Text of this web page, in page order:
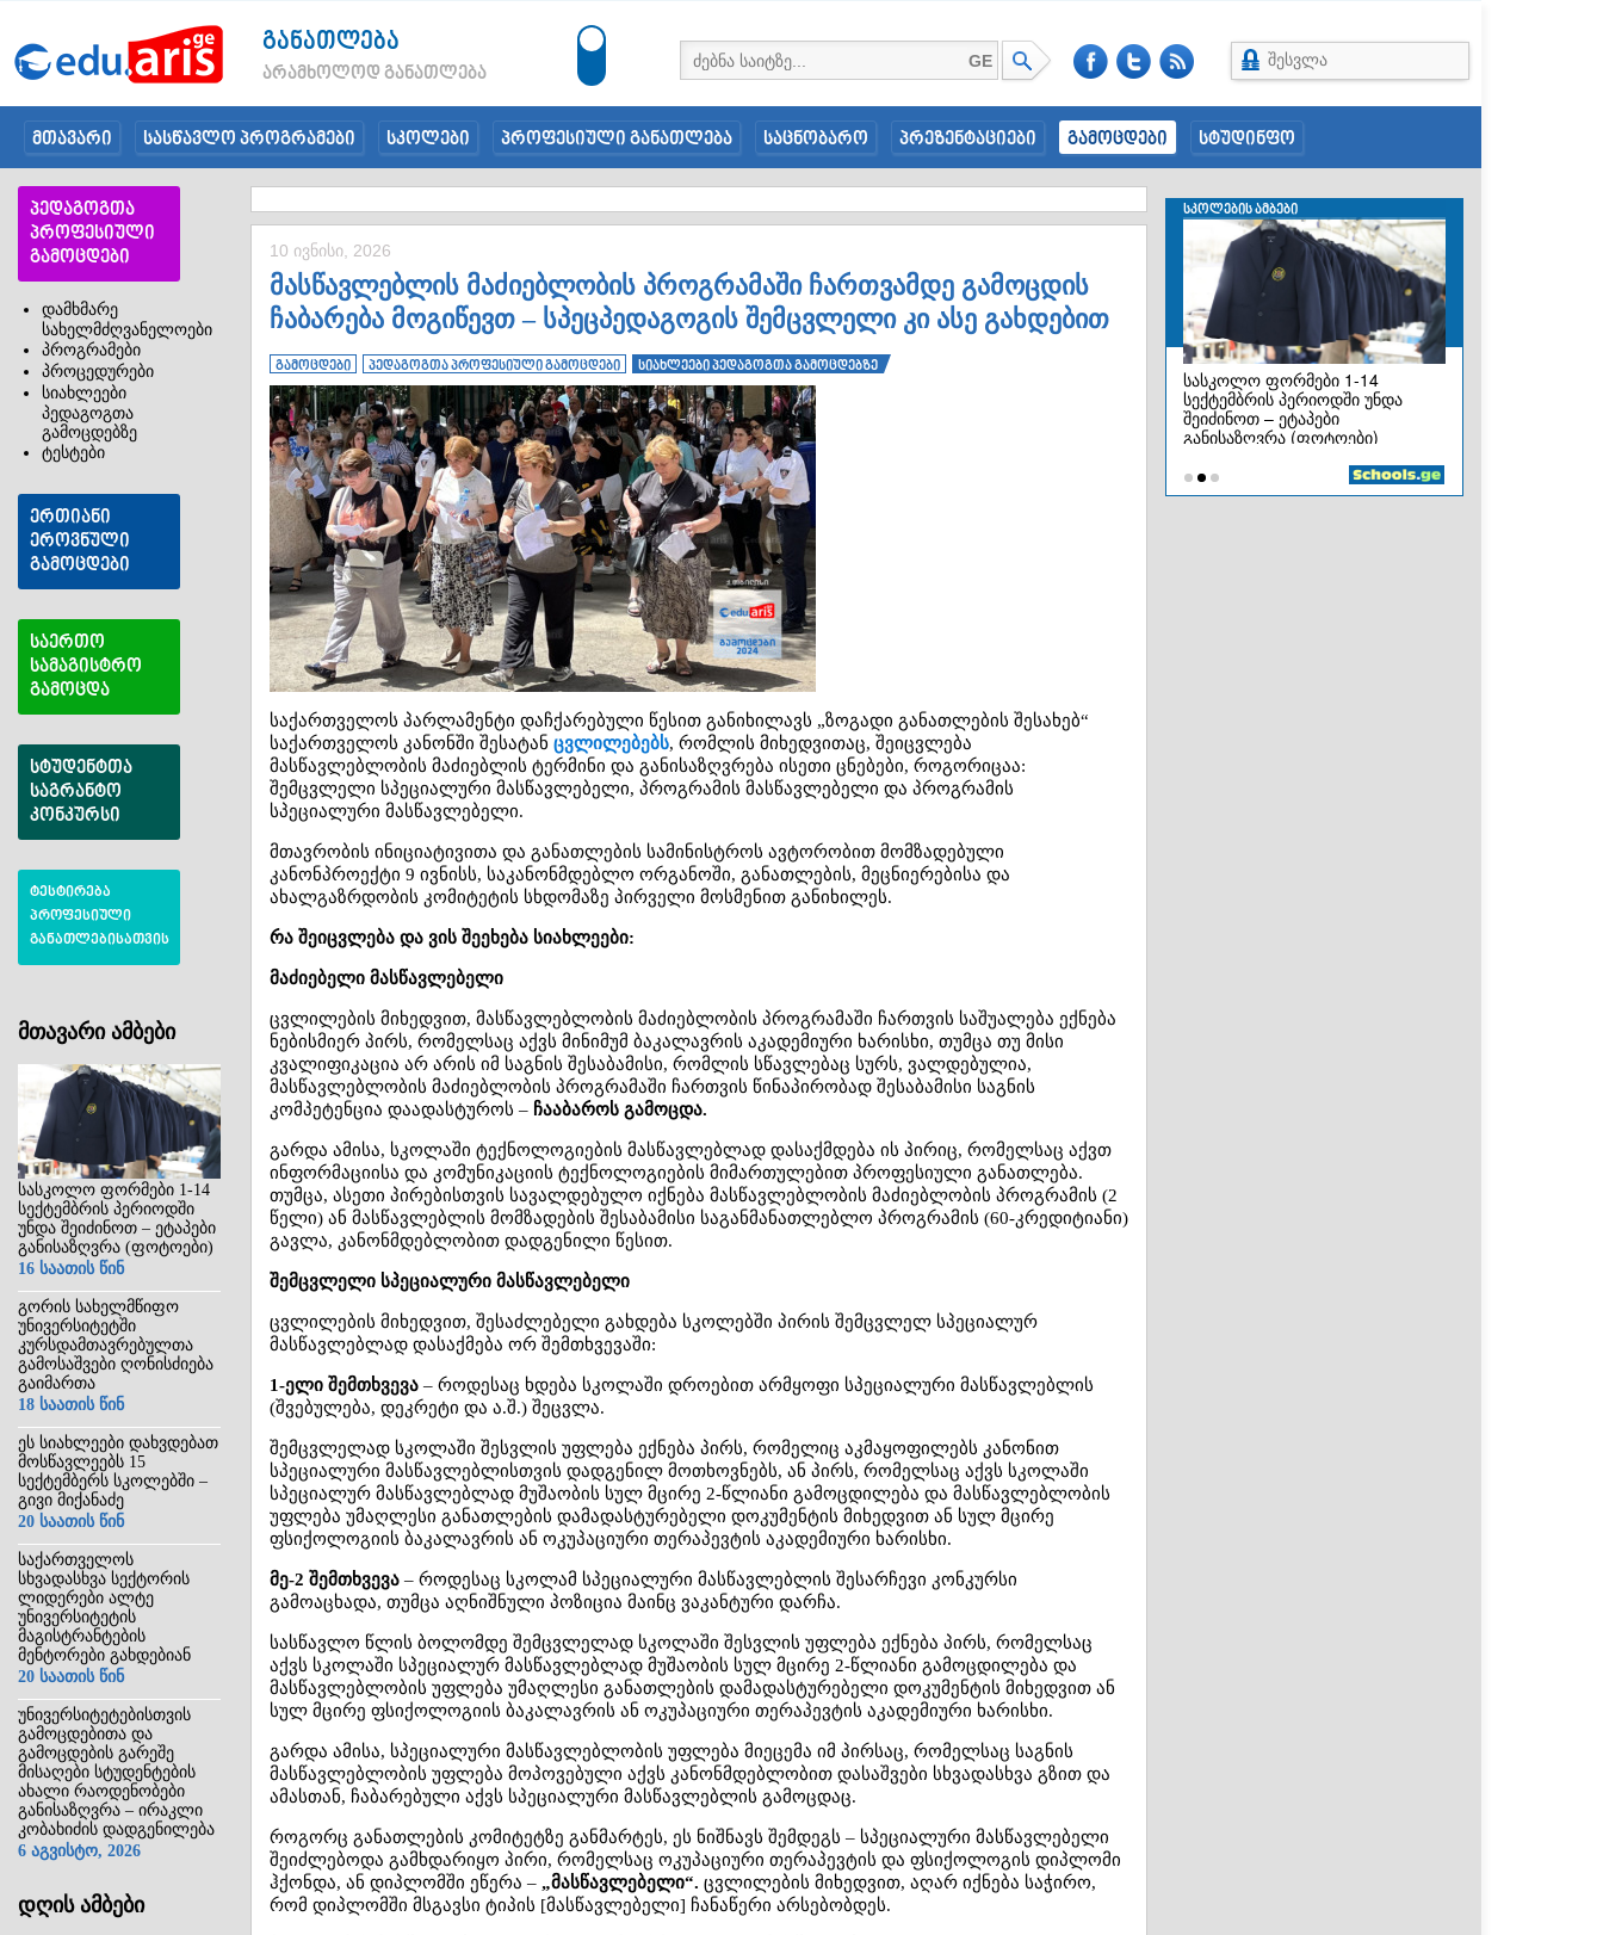
განათლება
არამხოლოდ განათლება
GE შესვლა
მთავარი სასწავლო პროგრამები სკოლები პროფესიული განათლება საცნობარო პრეზენტაციები გამოცდები სტუდინფო
პედაგოგთა
პროფესიული
გამოცდები
დამხმარე
სახელმძღვანელოები
პროგრამები
პროცედურები
სიახლეები
პედაგოგთა
გამოცდებზე
ტესტები
ერთიანი
ეროვნული
გამოცდები
საერთო
სამაგისტრო
გამოცდა
სტუდენტთა
საგრანტო
კონკურსი
ტესტირება
პროფესიული
განათლებისათვის
მთავარი ამბები
სასკოლო ფორმები 1-14
სექტემბრის პერიოდში
უნდა შეიძინოთ – ეტაპები
განისაზღვრა (ფოტოები)
16 საათის წინ
გორის სახელმწიფო
უნივერსიტეტში
კურსდამთავრებულთა
გამოსაშვები ღონისძიება
გაიმართა
18 საათის წინ
ეს სიახლეები დახვდებათ
მოსწავლეებს 15
სექტემბერს სკოლებში –
გივი მიქანაძე
20 საათის წინ
საქართველოს
სხვადასხვა სექტორის
ლიდერები ალტე
უნივერსიტეტის
მაგისტრანტების
მენტორები გახდებიან
20 საათის წინ
უნივერსიტეტებისთვის
გამოცდებითა და
გამოცდების გარეშე
მისაღები სტუდენტების
ახალი რაოდენობები
განისაზღვრა – ირაკლი
კობახიძის დადგენილება
6 აგვისტო, 2026
დღის ამბები
10 ივნისი, 2026
მასწავლებლის მაძიებლობის პროგრამაში ჩართვამდე გამოცდის
ჩაბარება მოგიწევთ – სპეცპედაგოგის შემცვლელი კი ასე გახდებით
გამოცდები პედაგოგთა პროფესიული გამოცდები სიახლეები პედაგოგთა გამოცდებზე
საქართველოს პარლამენტი დაჩქარებული წესით განიხილავს „ზოგადი განათლების შესახებ“
საქართველოს კანონში შესატან ცვლილებებს, რომლის მიხედვითაც, შეიცვლება
მასწავლებლობის მაძიებლის ტერმინი და განისაზღვრება ისეთი ცნებები, როგორიცაა:
შემცვლელი სპეციალური მასწავლებელი, პროგრამის მასწავლებელი და პროგრამის
სპეციალური მასწავლებელი.
მთავრობის ინიციატივითა და განათლების სამინისტროს ავტორობით მომზადებული
კანონპროექტი 9 ივნისს, საკანონმდებლო ორგანოში, განათლების, მეცნიერებისა და
ახალგაზრდობის კომიტეტის სხდომაზე პირველი მოსმენით განიხილეს.
რა შეიცვლება და ვის შეეხება სიახლეები:
მაძიებელი მასწავლებელი
ცვლილების მიხედვით, მასწავლებლობის მაძიებლობის პროგრამაში ჩართვის საშუალება ექნება
ნებისმიერ პირს, რომელსაც აქვს მინიმუმ ბაკალავრის აკადემიური ხარისხი, თუმცა თუ მისი
კვალიფიკაცია არ არის იმ საგნის შესაბამისი, რომლის სწავლებაც სურს, ვალდებულია,
მასწავლებლობის მაძიებლობის პროგრამაში ჩართვის წინაპირობად შესაბამისი საგნის
კომპეტენცია დაადასტუროს – ჩააბაროს გამოცდა.
გარდა ამისა, სკოლაში ტექნოლოგიების მასწავლებლად დასაქმდება ის პირიც, რომელსაც აქვთ
ინფორმაციისა და კომუნიკაციის ტექნოლოგიების მიმართულებით პროფესიული განათლება.
თუმცა, ასეთი პირებისთვის სავალდებულო იქნება მასწავლებლობის მაძიებლობის პროგრამის (2
წელი) ან მასწავლებლის მომზადების შესაბამისი საგანმანათლებლო პროგრამის (60-კრედიტიანი)
გავლა, კანონმდებლობით დადგენილი წესით.
შემცვლელი სპეციალური მასწავლებელი
ცვლილების მიხედვით, შესაძლებელი გახდება სკოლებში პირის შემცვლელ სპეციალურ
მასწავლებლად დასაქმება ორ შემთხვევაში:
1-ელი შემთხვევა – როდესაც ხდება სკოლაში დროებით არმყოფი სპეციალური მასწავლებლის
(შვებულება, დეკრეტი და ა.შ.) შეცვლა.
შემცვლელად სკოლაში შესვლის უფლება ექნება პირს, რომელიც აკმაყოფილებს კანონით
სპეციალური მასწავლებლისთვის დადგენილ მოთხოვნებს, ან პირს, რომელსაც აქვს სკოლაში
სპეციალურ მასწავლებლად მუშაობის სულ მცირე 2-წლიანი გამოცდილება და მასწავლებლობის
უფლება უმაღლესი განათლების დამადასტურებელი დოკუმენტის მიხედვით ან სულ მცირე
ფსიქოლოგიის ბაკალავრის ან ოკუპაციური თერაპევტის აკადემიური ხარისხი.
მე-2 შემთხვევა – როდესაც სკოლამ სპეციალური მასწავლებლის შესარჩევი კონკურსი
გამოაცხადა, თუმცა აღნიშნული პოზიცია მაინც ვაკანტური დარჩა.
სასწავლო წლის ბოლომდე შემცვლელად სკოლაში შესვლის უფლება ექნება პირს, რომელსაც
აქვს სკოლაში სპეციალურ მასწავლებლად მუშაობის სულ მცირე 2-წლიანი გამოცდილება და
მასწავლებლობის უფლება უმაღლესი განათლების დამადასტურებელი დოკუმენტის მიხედვით ან
სულ მცირე ფსიქოლოგიის ბაკალავრის ან ოკუპაციური თერაპევტის აკადემიური ხარისხი.
გარდა ამისა, სპეციალური მასწავლებლობის უფლება მიეცემა იმ პირსაც, რომელსაც საგნის
მასწავლებლობის უფლება მოპოვებული აქვს კანონმდებლობით დასაშვები სხვადასხვა გზით და
ამასთან, ჩაბარებული აქვს სპეციალური მასწავლებლის გამოცდაც.
როგორც განათლების კომიტეტზე განმარტეს, ეს ნიშნავს შემდეგს – სპეციალური მასწავლებელი
შეიძლებოდა გამხდარიყო პირი, რომელსაც ოკუპაციური თერაპევტის და ფსიქოლოგის დიპლომი
ჰქონდა, ან დიპლომში ეწერა – „მასწავლებელი“. ცვლილების მიხედვით, აღარ იქნება საჭირო,
რომ დიპლომში მსგავსი ტიპის [მასწავლებელი] ჩანაწერი არსებობდეს.